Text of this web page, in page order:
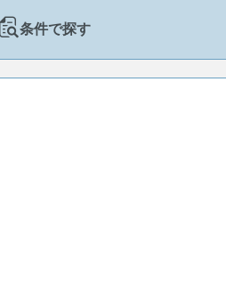
条件で探す